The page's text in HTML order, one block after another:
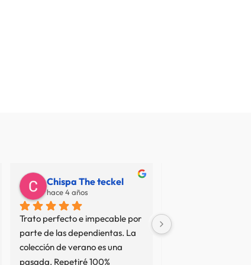
Chispa The teckel
hace 4 años
Trato perfecto e impecable por
parte de las dependientas. La
colección de verano es una
pasada. Repetiré 100%
No termino de
resto de opiniones...